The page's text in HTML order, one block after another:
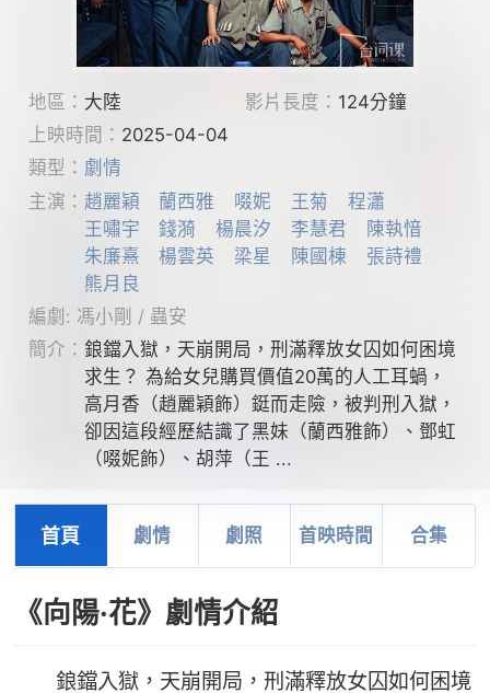
地區： 大陸 影片長度： 124分鐘
上映時間： 2025-04-04
類型： 劇情
主演： 趙麗穎 蘭西雅 啜妮 王菊
程瀟
王嘯宇
錢漪 楊晨汐 李慧君
陳執愔
朱廉熹
楊雲英 梁星 陳國棟
張詩禮
熊月良
編劇: 馮小剛 / 蟲安
簡介： 鋃鐺入獄，天崩開局，刑滿釋放女囚如何困境
求生？ 為給女兒購買價值20萬的人工耳蝸，
高月香（趙麗穎飾）鋌而走險，被判刑入獄，
卻因這段經歷結識了黑妹（蘭西雅飾）、鄧虹
（啜妮飾）、胡萍（王 ...
首頁 劇情 劇照 首映時間 合集
《向陽·花》劇情介紹
鋃鐺入獄，天崩開局，刑滿釋放女囚如何困境